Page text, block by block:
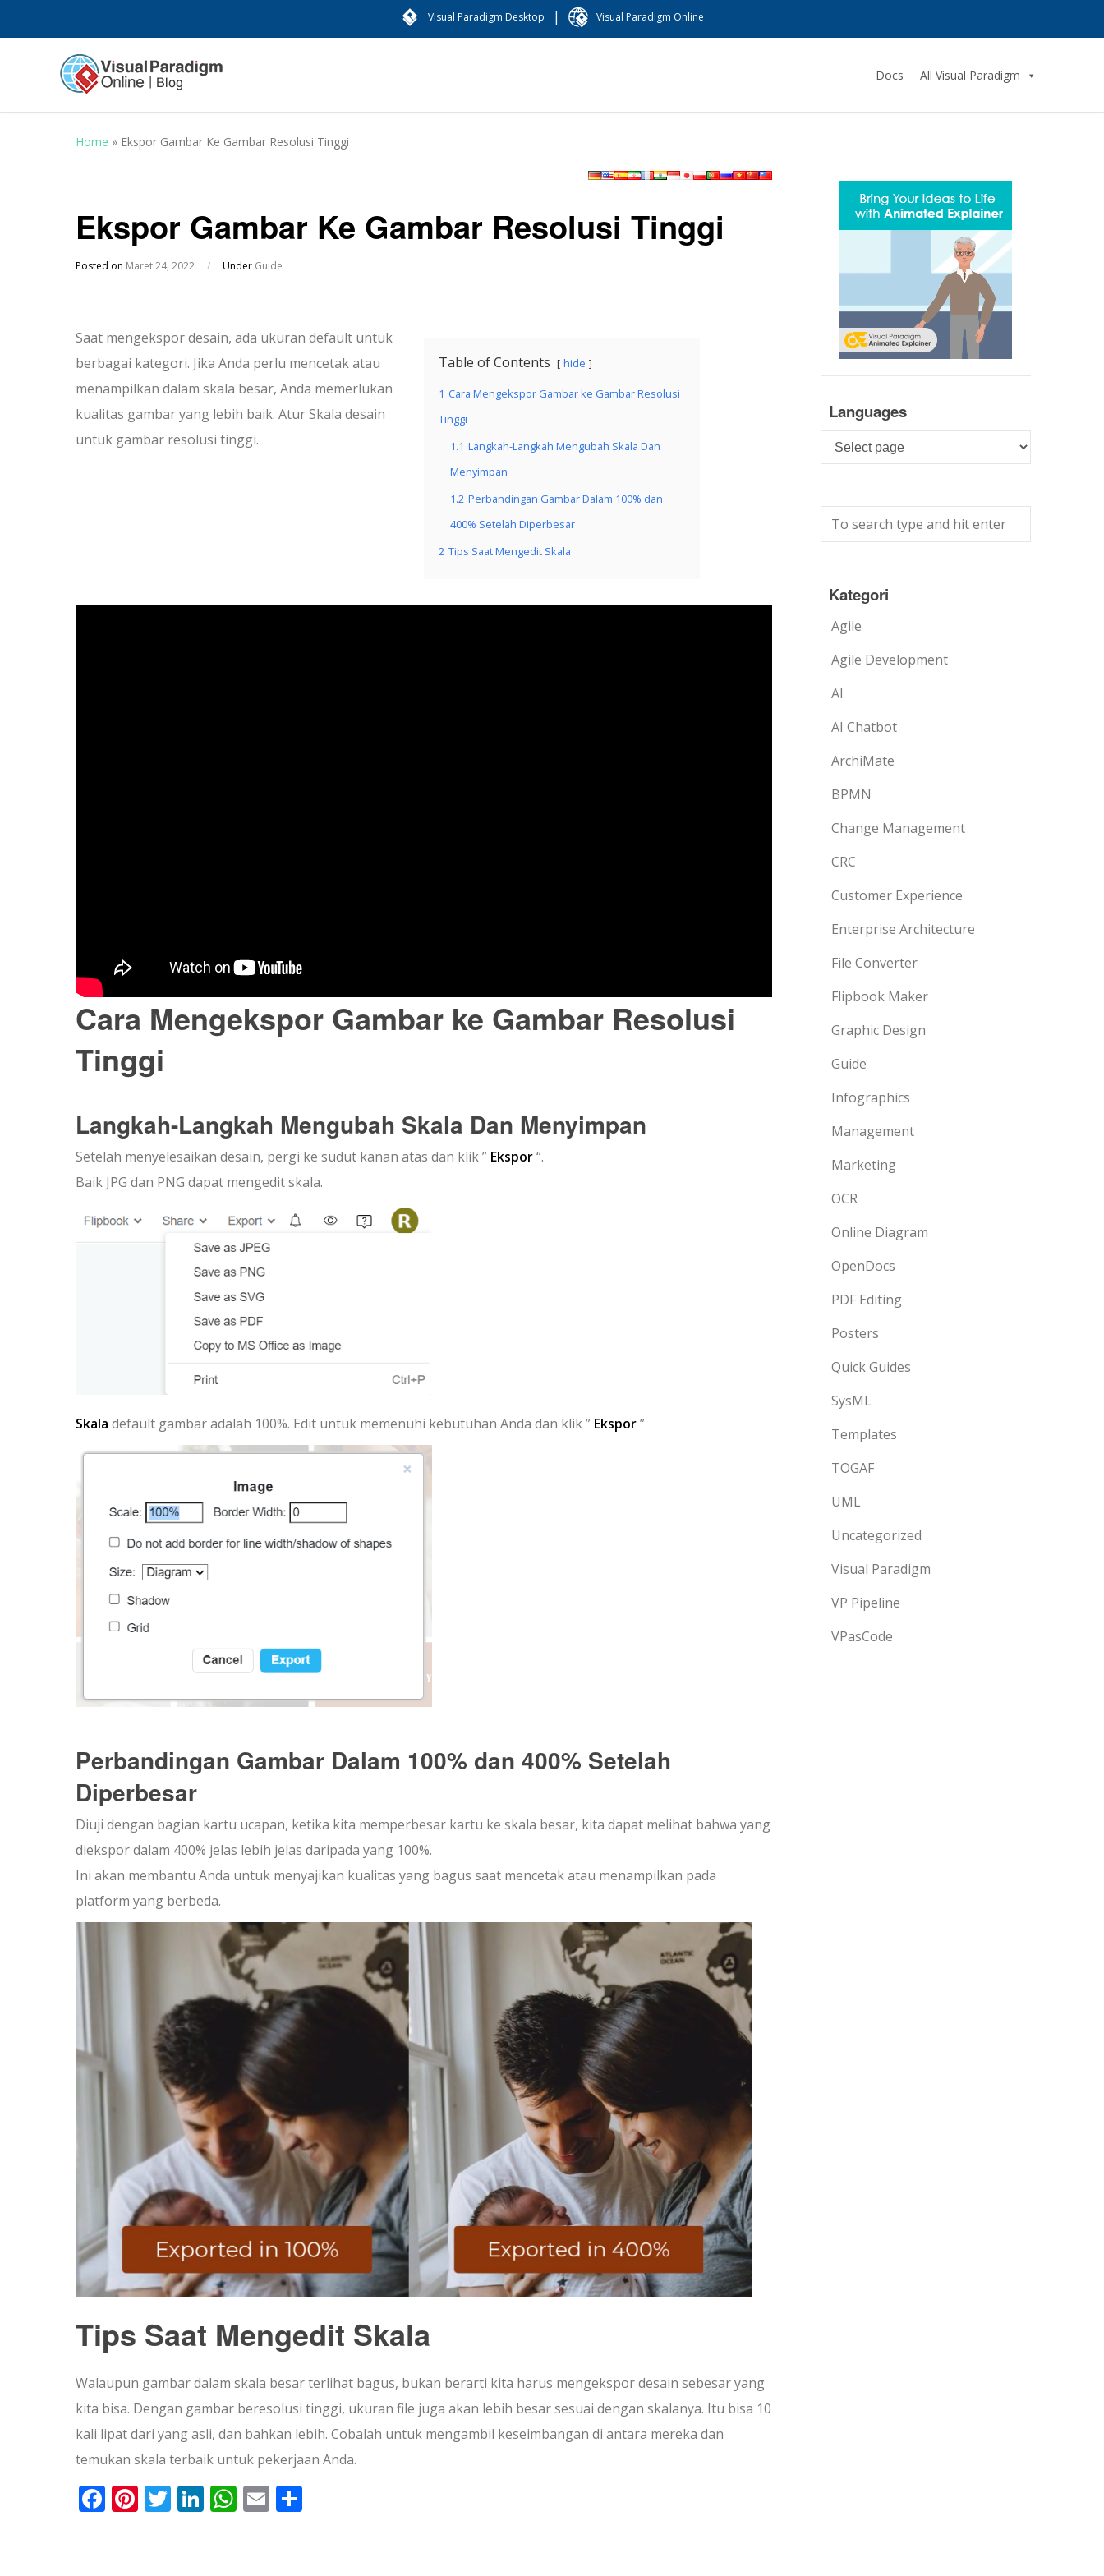
Visual Paradigm Desktop | Visual Paradigm Online
Docs All Visual Paradigm
Home » Ekspor Gambar Ke Gambar Resolusi Tinggi
Ekspor Gambar Ke Gambar Resolusi Tinggi
Posted on Maret 24, 2022 / Under Guide
Table of Contents hide
1 Cara Mengekspor Gambar ke Gambar Resolusi
Tinggi
1.1 Langkah-Langkah Mengubah Skala Dan
Menyimpan
1.2 Perbandingan Gambar Dalam 100% dan
400% Setelah Diperbesar
2 Tips Saat Mengedit Skala
Saat mengekspor desain, ada ukuran default untuk
berbagai kategori. Jika Anda perlu mencetak atau
menampilkan dalam skala besar, Anda memerlukan
kualitas gambar yang lebih baik. Atur Skala desain
untuk gambar resolusi tinggi.
Cara Mengekspor Gambar ke Gambar Resolusi
Tinggi
Langkah-Langkah Mengubah Skala Dan Menyimpan
Setelah menyelesaikan desain, pergi ke sudut kanan atas dan klik ” Ekspor“.
Baik JPG dan PNG dapat mengedit skala.
Skala default gambar adalah 100%. Edit untuk memenuhi kebutuhan Anda dan klik ” Ekspor”
Perbandingan Gambar Dalam 100% dan 400% Setelah
Diperbesar
Diuji dengan bagian kartu ucapan, ketika kita memperbesar kartu ke skala besar, kita dapat melihat bahwa yang
diekspor dalam 400% jelas lebih jelas daripada yang 100%.
Ini akan membantu Anda untuk menyajikan kualitas yang bagus saat mencetak atau menampilkan pada
platform yang berbeda.
Tips Saat Mengedit Skala
Walaupun gambar dalam skala besar terlihat bagus, bukan berarti kita harus mengekspor desain sebesar yang
kita bisa. Dengan gambar beresolusi tinggi, ukuran file juga akan lebih besar sesuai dengan skalanya. Itu bisa 10
kali lipat dari yang asli, dan bahkan lebih. Cobalah untuk mengambil keseimbangan di antara mereka dan
temukan skala terbaik untuk pekerjaan Anda.
Facebook
Pinterest
Twitter
LinkedIn
WhatsApp
Email
Languages
Languages
Kategori
Agile
Agile Development
AI
AI Chatbot
ArchiMate
BPMN
Change Management
CRC
Customer Experience
Enterprise Architecture
File Converter
Flipbook Maker
Graphic Design
Guide
Infographics
Management
Marketing
OCR
Online Diagram
OpenDocs
PDF Editing
Posters
Quick Guides
SysML
Templates
TOGAF
UML
Uncategorized
Visual Paradigm
VP Pipeline
VPasCode